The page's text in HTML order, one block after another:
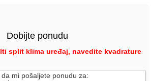
Dobijte ponudu
split klima uređaj, navedite kvadrature